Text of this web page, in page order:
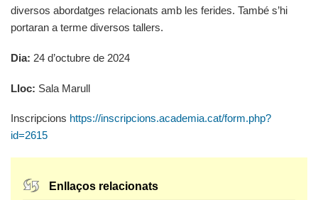
diversos abordatges relacionats amb les ferides. També s’hi
portaran a terme diversos tallers.
Dia: 24 d’octubre de 2024
Lloc: Sala Marull
Inscripcions https://inscripcions.academia.cat/form.php?
id=2615
Enllaços relacionats